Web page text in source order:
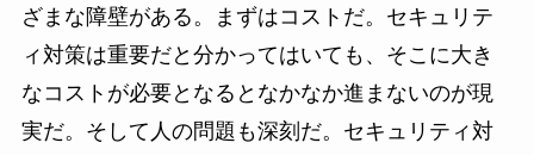
ざまな障壁がある。まずはコストだ。セキュリテ
ィ対策は重要だと分かってはいても、そこに大き
なコストが必要となるとなかなか進まないのが現
実だ。そして人の問題も深刻だ。セキュリティ対